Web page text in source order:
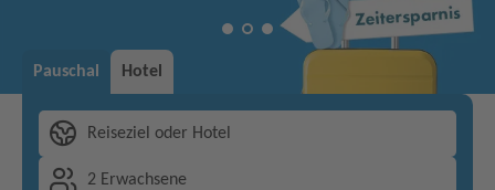
Pauschal Hotel
Reiseziel oder Hotel
2 Erwachsene